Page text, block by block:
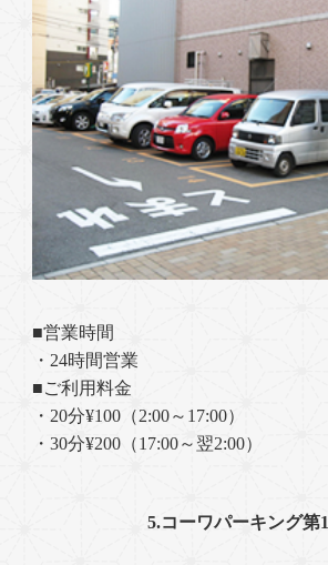
■営業時間
・24時間営業
■ご利用料金
・20分¥100（2:00～17:00）
・30分¥200（17:00～翌2:00）
5.コーワパーキング第1